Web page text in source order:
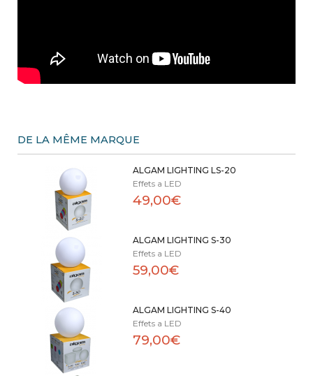
DE LA MÊME MARQUE
ALGAM LIGHTING LS-20
Effets a LED
49,00€
ALGAM LIGHTING S-30
Effets a LED
59,00€
ALGAM LIGHTING S-40
Effets a LED
79,00€